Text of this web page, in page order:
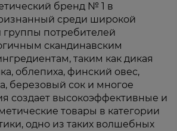
бренд № 1 в
среди широкой
потребителей
скандинавским
таким как дикая
облепиха, финский овес,
березовый сок и многое
создает высокоэффективные и
товары в категории
одно из таких волшебных